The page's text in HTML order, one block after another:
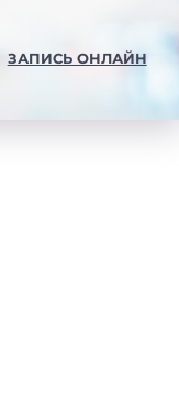
ЗАПИСЬ ОНЛАЙН